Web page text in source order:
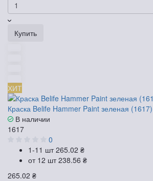
Купить
ХИТ
Краска Belife Hammer Paint зеленая (1617)
В наличии
1617
0
1-11 шт265.02 ₴
от 12 шт238.56 ₴
265.02 ₴